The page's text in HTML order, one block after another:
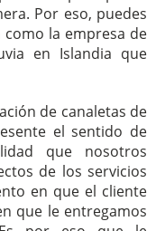
Por eso, puedes
la empresa de
en Islandia que
de canaletas de
el sentido de
que nosotros
de los servicios
en que el cliente
que le entregamos